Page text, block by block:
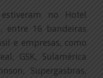
no Hotel
entre 16 bandeiras
e empresas, como
GSK, Sulamérica
Supergasbras,